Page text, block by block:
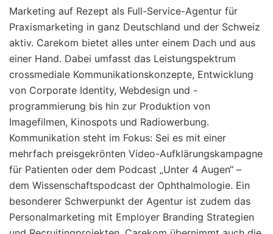
Marketing auf Rezept als Full-Service-Agentur für
Praxismarketing in ganz Deutschland und der Schweiz
aktiv. Carekom bietet alles unter einem Dach und aus
einer Hand. Dabei umfasst das Leistungspektrum
crossmediale Kommunikationskonzepte, Entwicklung
von Corporate Identity, Webdesign und -
programmierung bis hin zur Produktion von
Imagefilmen, Kinospots und Radiowerbung.
Kommunikation steht im Fokus: Sei es mit einer
mehrfach preisgekrönten Video-Aufklärungskampagne
für Patienten oder dem Podcast „Unter 4 Augen“ –
dem Wissenschaftspodcast der Ophthalmologie. Ein
besonderer Schwerpunkt der Agentur ist zudem das
Personalmarketing mit Employer Branding Strategien